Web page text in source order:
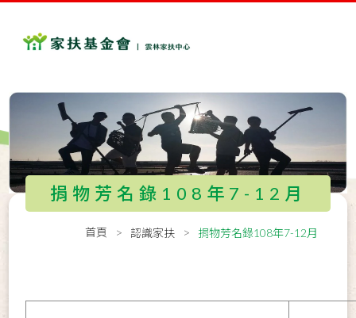
捐物芳名錄108年7-12月
首頁 認識家扶 捐物芳名錄108年7-12月